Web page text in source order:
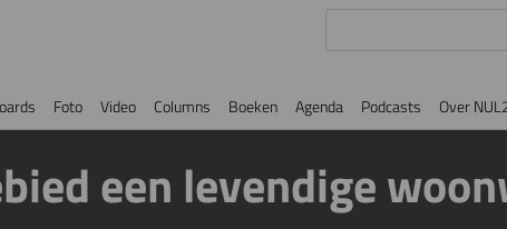
Foto Video Columns Boeken Agenda Podcasts Over
een levendige